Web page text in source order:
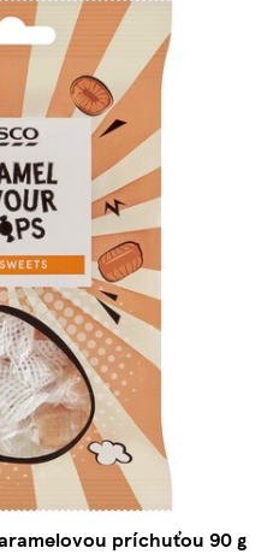
príchuťou 90 g